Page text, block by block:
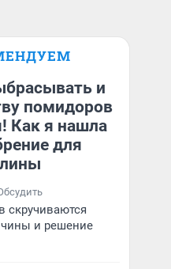
и
помидоров
Как я нашла
для
скручиваются
и решение